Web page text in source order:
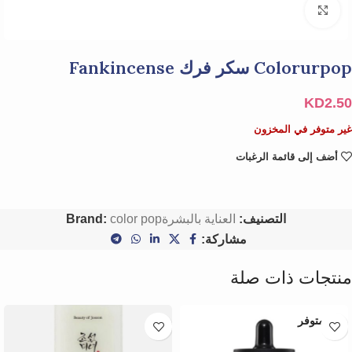
Colorurpop سكر فرك Fankincense
KD2.50
غير متوفر في المخزون
أضف إلى قائمة الرغبات
التصنيف: العناية بالبشرة Brand: color pop
مشاركة:
منتجات ذات صلة
غير متوفر